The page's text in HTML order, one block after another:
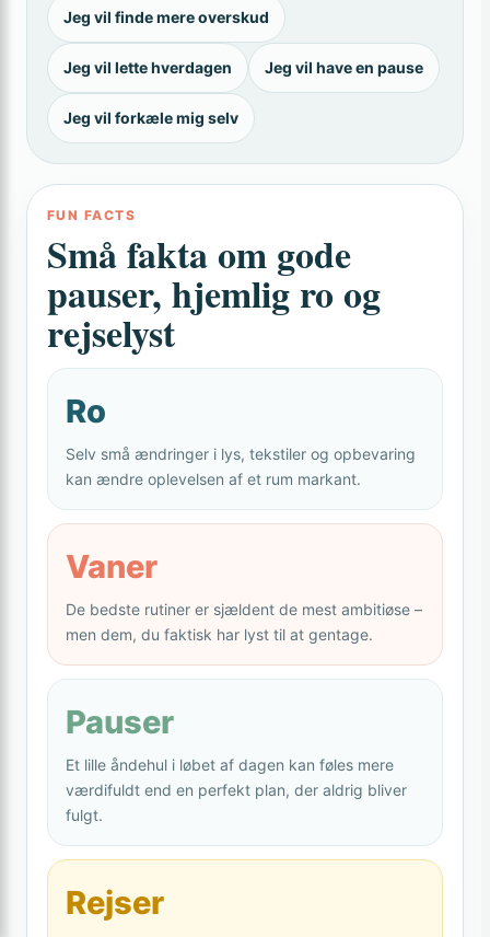
Jeg vil finde mere overskud
Jeg vil lette hverdagen Jeg vil have en pause
Jeg vil forkæle mig selv
FUN FACTS
Små fakta om gode
pauser, hjemlig ro og
rejselyst
Ro
Selv små ændringer i lys, tekstiler og opbevaring
kan ændre oplevelsen af et rum markant.
Vaner
De bedste rutiner er sjældent de mest ambitiøse –
men dem, du faktisk har lyst til at gentage.
Pauser
Et lille åndehul i løbet af dagen kan føles mere
værdifuldt end en perfekt plan, der aldrig bliver
fulgt.
Rejser